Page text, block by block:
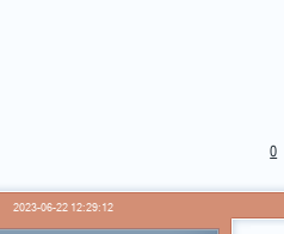
0
2023-06-22 12:29:12